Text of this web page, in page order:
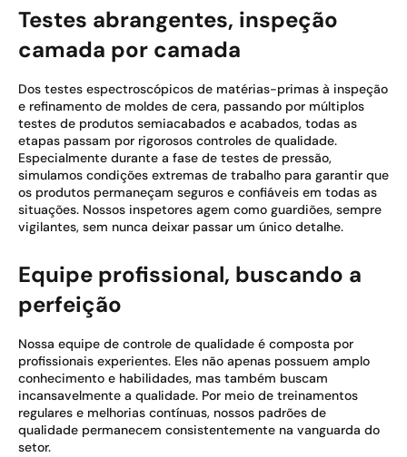
Testes abrangentes, inspeção
camada por camada
Dos testes espectroscópicos de matérias-primas à inspeção
e refinamento de moldes de cera, passando por múltiplos
testes de produtos semiacabados e acabados, todas as
etapas passam por rigorosos controles de qualidade.
Especialmente durante a fase de testes de pressão,
simulamos condições extremas de trabalho para garantir que
os produtos permaneçam seguros e confiáveis em todas as
situações. Nossos inspetores agem como guardiões, sempre
vigilantes, sem nunca deixar passar um único detalhe.
Equipe profissional, buscando a
perfeição
Nossa equipe de controle de qualidade é composta por
profissionais experientes. Eles não apenas possuem amplo
conhecimento e habilidades, mas também buscam
incansavelmente a qualidade. Por meio de treinamentos
regulares e melhorias contínuas, nossos padrões de
qualidade permanecem consistentemente na vanguarda do
setor.